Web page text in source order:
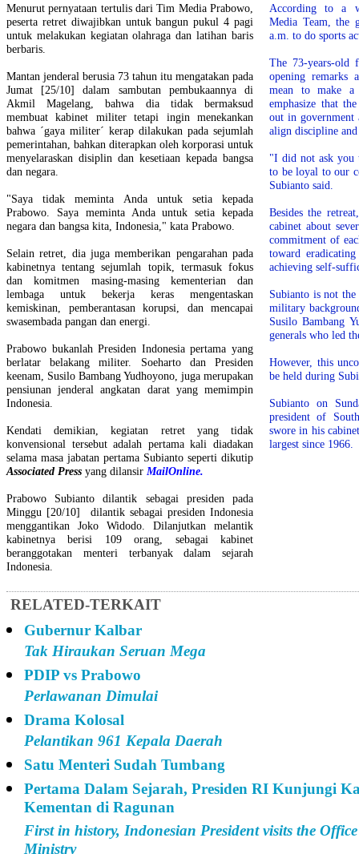
Menurut pernyataan tertulis dari Tim Media Prabowo,
peserta retret diwajibkan untuk bangun pukul 4 pagi
untuk melakukan kegiatan olahraga dan latihan baris
berbaris.
Mantan jenderal berusia 73 tahun itu mengatakan pada
Jumat [25/10] dalam sambutan pembukaannya di
Akmil Magelang, bahwa dia tidak bermaksud
membuat kabinet militer tetapi ingin menekankan
bahwa ´gaya militer´ kerap dilakukan pada sejumlah
pemerintahan, bahkan diterapkan oleh korporasi untuk
menyelaraskan disiplin dan kesetiaan kepada bangsa
dan negara.
"Saya tidak meminta Anda untuk setia kepada
Prabowo. Saya meminta Anda untuk setia kepada
negara dan bangsa kita, Indonesia," kata Prabowo.
Selain retret, dia juga memberikan pengarahan pada
kabinetnya tentang sejumlah topik, termasuk fokus
dan komitmen masing-masing kementerian dan
lembaga untuk bekerja keras mengentaskan
kemiskinan, pemberantasan korupsi, dan mencapai
swasembada pangan dan energi.
Prabowo bukanlah Presiden Indonesia pertama yang
berlatar belakang militer. Soeharto dan Presiden
keenam, Susilo Bambang Yudhoyono, juga merupakan
pensiunan jenderal angkatan darat yang memimpin
Indonesia.
Kendati demikian, kegiatan retret yang tidak
konvensional tersebut adalah pertama kali diadakan
selama masa jabatan pertama Subianto seperti dikutip
Associated Press yang dilansir MailOnline.
Prabowo Subianto dilantik sebagai presiden pada
Minggu [20/10] dilantik sebagai presiden Indonesia
menggantikan Joko Widodo. Dilanjutkan melantik
kabinetnya berisi 109 orang, sebagai kabinet
beranggotakan menteri terbanyak dalam sejarah
Indonesia.
According to a
Media Team, the
a.m. to do sports
The 73-years-old
opening remarks
mean to make
emphasize that
out in government
align discipline
"I did not ask you
to be loyal to our
Subianto said.
Besides the
cabinet about
commitment of
toward
achieving self-
Subianto is not
military
Susilo Bambang
generals who led
However, this
be held during
Subianto on
president of
swore in his
largest since 1966.
RELATED-TERKAIT
Gubernur Kalbar
Tak Hiraukan Seruan Mega
PDIP vs Prabowo
Perlawanan Dimulai
Drama Kolosal
Pelantikan 961 Kepala Daerah
Satu Menteri Sudah Tumbang
Pertama Dalam Sejarah, Presiden RI Kunjungi
Kementan di Ragunan
First in history, Indonesian President visits the